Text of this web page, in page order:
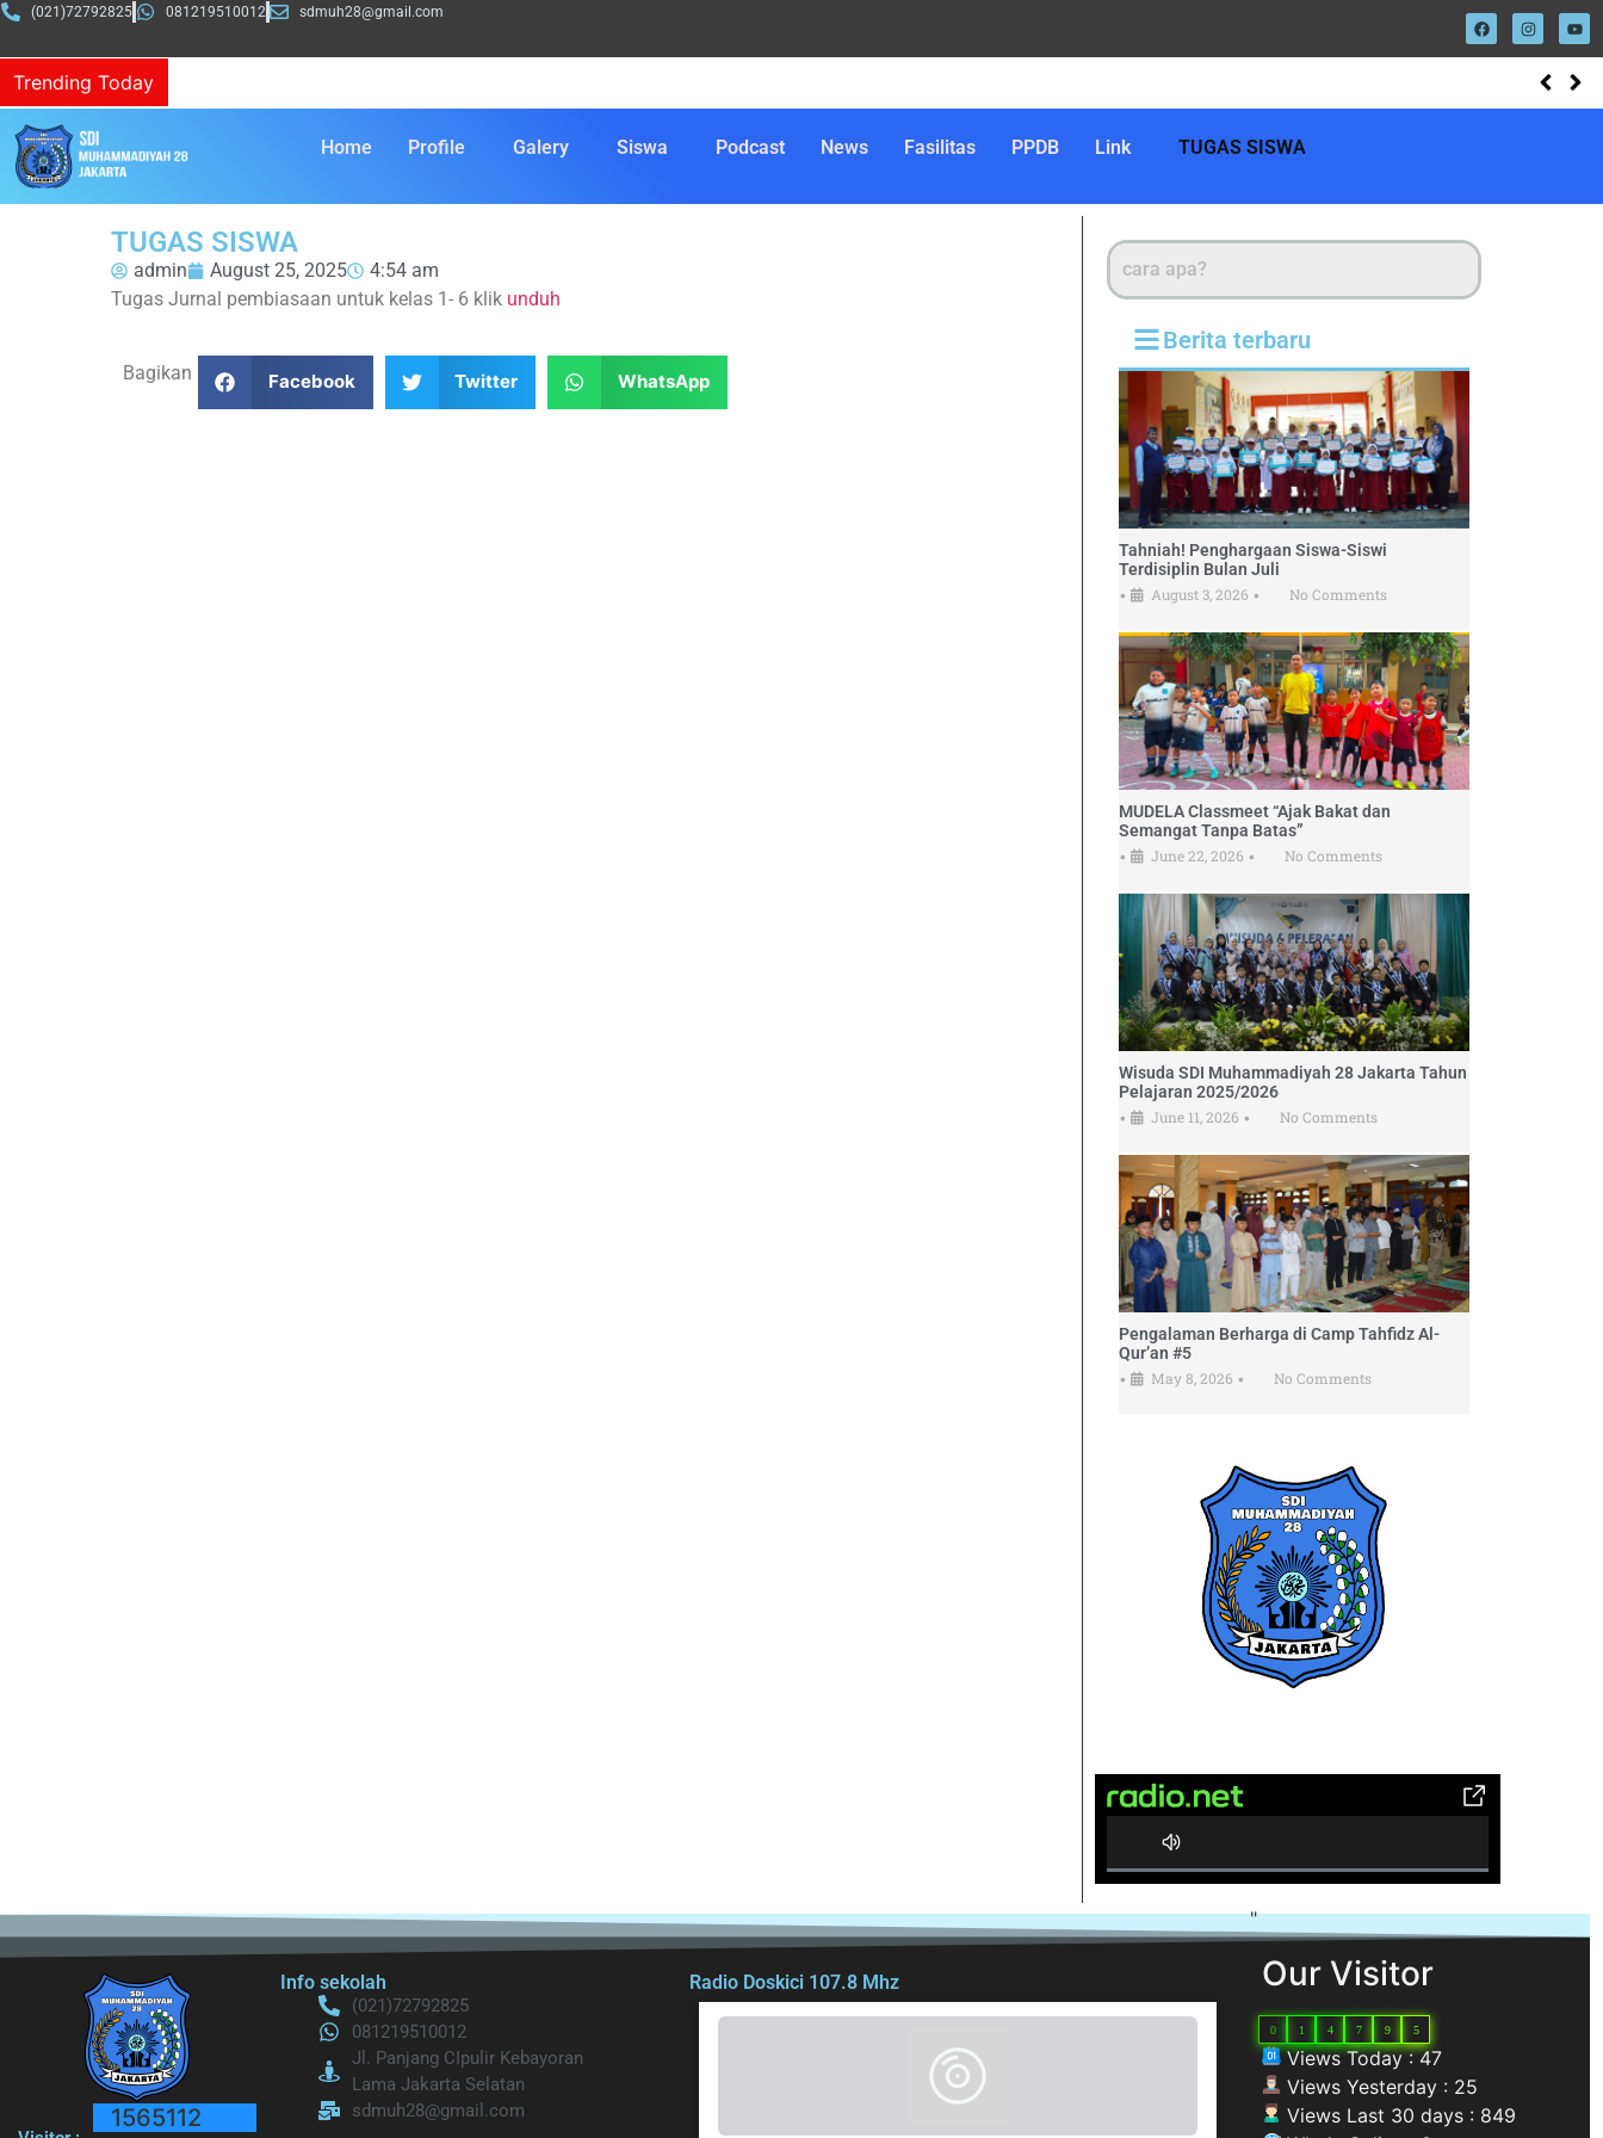
(021)72792825 081219510012 sdmuh28@gmail.com
Trending Today
Home Profile Galery Siswa Podcast News Fasilitas PPDB Link TUGAS SISWA
TUGAS SISWA
admin August 25, 2025
4:54 am
Tugas Jurnal pembiasaan untuk kelas 1- 6 klik unduh
Bagikan Facebook Twitter WhatsApp
Berita terbaru
Tahniah! Penghargaan Siswa-Siswi
Terdisiplin Bulan Juli
• August 3, 2026 • No Comments
MUDELA Classmeet “Ajak Bakat dan
Semangat Tanpa Batas”
• June 22, 2026 • No Comments
Wisuda SDI Muhammadiyah 28 Jakarta Tahun
Pelajaran 2025/2026
• June 11, 2026 • No Comments
Pengalaman Berharga di Camp Tahfidz Al-
Qur’an #5
• May 8, 2026 • No Comments
0% Complete
1565112
Info sekolah
(021)72792825
081219510012
Jl. Panjang CIpulir Kebayoran
Lama Jakarta Selatan
sdmuh28@gmail.com
Radio Doskici 107.8 Mhz
"
Our Visitor
0 1 4 7 9 5
Views Today : 47
Views Yesterday : 25
Views Last 30 days : 849